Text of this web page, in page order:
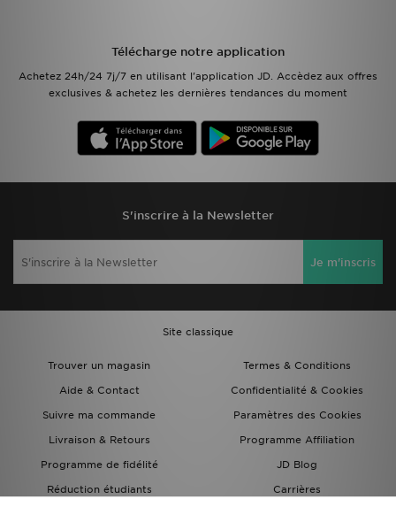
Télécharge notre application
Achetez 24h/24 7j/7 en utilisant l'application JD. Accèdez aux offres
exclusives & achetez les dernières tendances du moment
S'inscrire à la Newsletter
Je m'inscris
Site classique
Trouver un magasin
Termes & Conditions
Aide & Contact
Confidentialité & Cookies
Suivre ma commande
Paramètres des Cookies
Livraison & Retours
Programme Affiliation
Programme de fidélité
JD Blog
Réduction étudiants
Carrières